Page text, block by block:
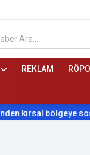
REKLAM
bölgeye sosyal